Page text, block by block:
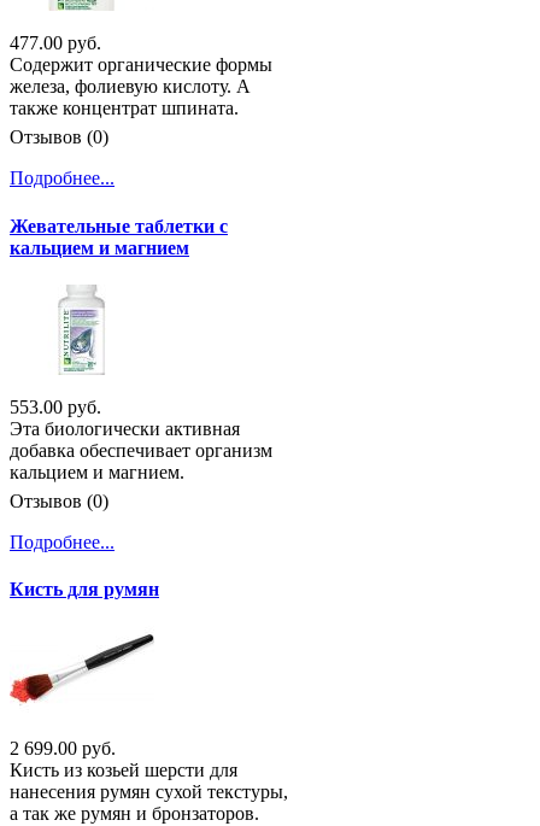
477.00 руб.
Содержит органические формы
железа, фолиевую кислоту. А
также концентрат шпината.
Отзывов (0)
Подробнее...
Жевательные таблетки с
кальцием и магнием
553.00 руб.
Эта биологически активная
добавка обеспечивает организм
кальцием и магнием.
Отзывов (0)
Подробнее...
Кисть для румян
2 699.00 руб.
Кисть из козьей шерсти для
нанесения румян сухой текстуры,
а так же румян и бронзаторов.